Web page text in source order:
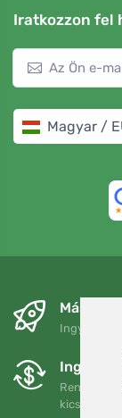
Iratkozzon fel
Magyar /
Ingyenes
kicserélheti.